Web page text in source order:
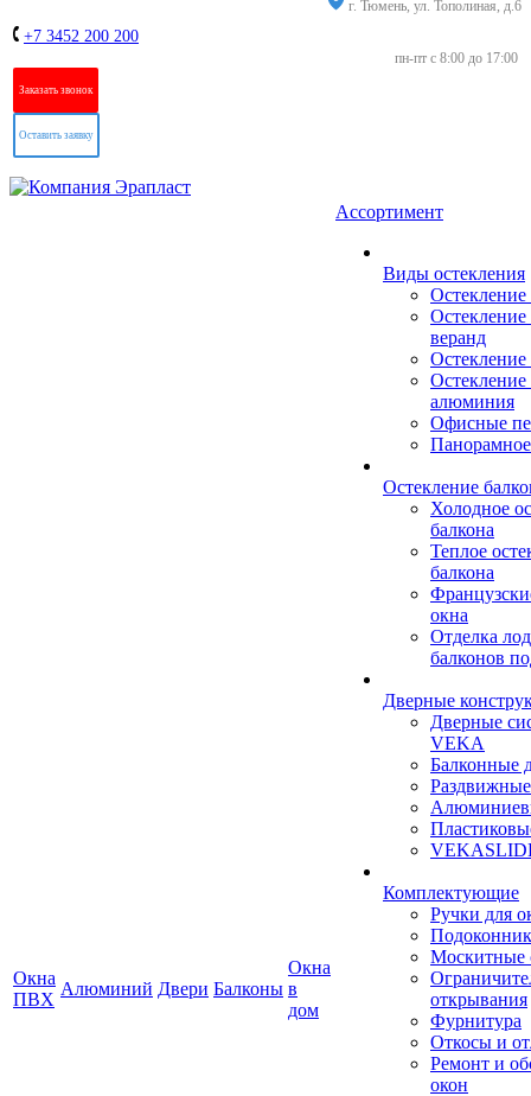
г. Тюмень, ул. Тополиная, д.6
+7 3452 200 200
пн-пт с 8:00 до 17:00
Заказать звонок
Оставить заявку
Окна
ПВХ
Алюминий Двери Балконы
Окна
в
дом
Ассортимент
Виды остекления
Остекление
Остекление
веранд
Остекление
Остекление
алюминия
Офисные
Остекление
Холодное
балкона
Теплое
балкона
окна
Отделка
балконов
Дверные
Дверные
VEKA
Балконные
Комплектующие
Ручки для
Москитные
открывания
Фурнитура
Откосы и
Ремонт и
окон